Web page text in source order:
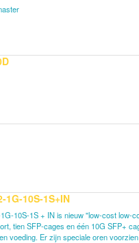
1G-10S-1S+IN
10S-1S + IN is nieuw "low-cost low-
tien SFP-cages en één 10G SFP+
voeding. Er zijn speciale oren